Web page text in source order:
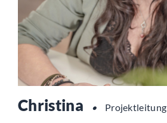
Christina • Projektleitung